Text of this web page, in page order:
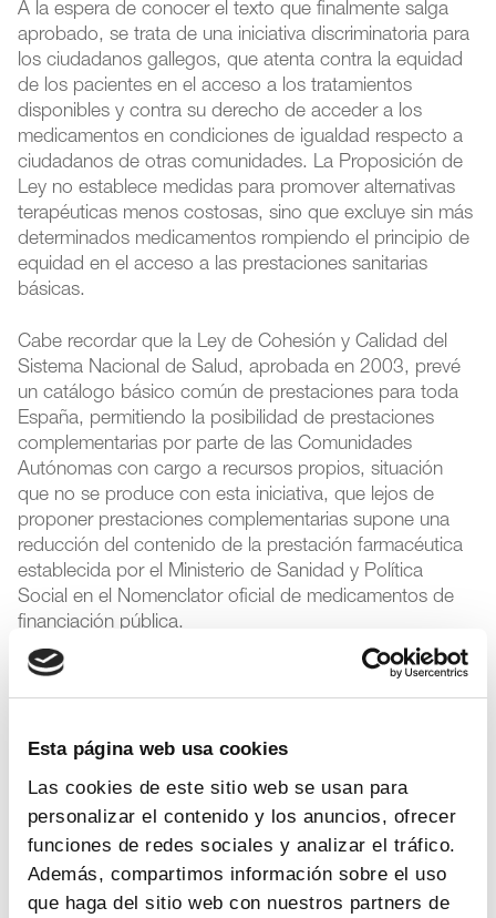
Esta página web usa cookies
Las cookies de este sitio web se usan para
personalizar el contenido y los anuncios, ofrecer
funciones de redes sociales y analizar el tráfico.
Además, compartimos información sobre el uso
que haga del sitio web con nuestros partners de
A la espera de conocer el texto que finalmente salga
aprobado, se trata de una iniciativa discriminatoria para
los ciudadanos gallegos, que atenta contra la equidad
de los pacientes en el acceso a los tratamientos
disponibles y contra su derecho de acceder a los
medicamentos en condiciones de igualdad respecto a
ciudadanos de otras comunidades. La Proposición de
Ley no establece medidas para promover alternativas
terapéuticas menos costosas, sino que excluye sin más
determinados medicamentos rompiendo el principio de
equidad en el acceso a las prestaciones sanitarias
básicas.
Cabe recordar que la Ley de Cohesión y Calidad del
Sistema Nacional de Salud, aprobada en 2003, prevé
un catálogo básico común de prestaciones para toda
España, permitiendo la posibilidad de prestaciones
complementarias por parte de las Comunidades
Autónomas con cargo a recursos propios, situación
que no se produce con esta iniciativa, que lejos de
proponer prestaciones complementarias supone una
reducción del contenido de la prestación farmacéutica
establecida por el Ministerio de Sanidad y Política
Social en el Nomenclator oficial de medicamentos de
financiación pública.
Por tanto, con esta Proposición de Ley se invaden
competencias que son exclusivas de la Administración
farmacéutica.
Finalmente, Farmaindustria lamenta que desde la
Consejería de Sanidad por supuestos motivos
económicos se respalde una iniciativa que va a suponer
una quiebra en el Sistema Nacional de Salud y un
recorte en los derechos de los pacientes, tanto de los